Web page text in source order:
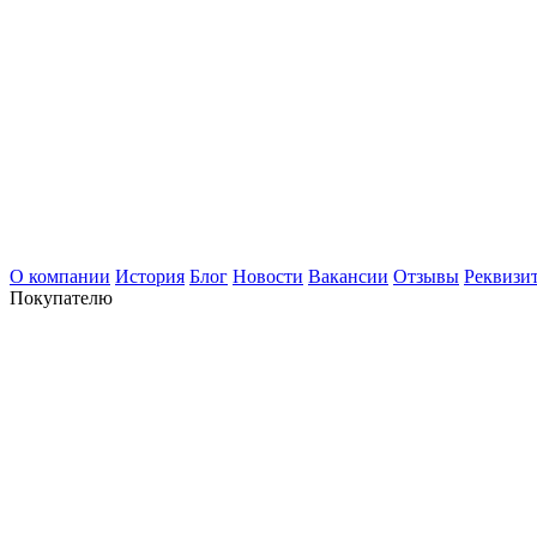
О компании История Блог Новости Вакансии Отзывы
Покупателю